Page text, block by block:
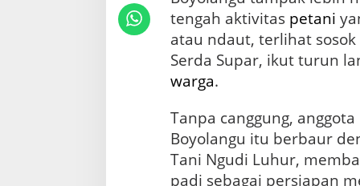
S
w
a
tengah aktivitas petani
atau ndaut, terlihat sosok
Serda Supar, ikut turun
warga.
Tanpa canggung, anggota
Boyolangu itu berbaur
Tani Ngudi Luhur,
padi sebagai persiapan